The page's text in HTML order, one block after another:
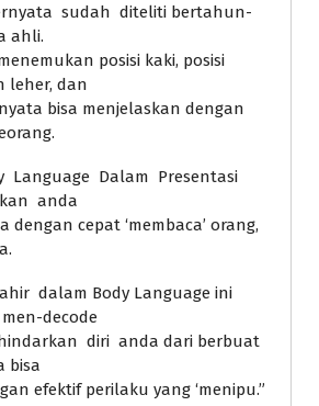
sudah diteliti bertahun-
ahli.
posisi kaki, posisi
leher, dan
bisa menjelaskan dengan
Language Dalam Presentasi
anda
dengan cepat ‘membaca’ orang,
dalam Body Language ini
decode
diri anda dari berbuat
bisa
efektif perilaku yang ‘menipu.”